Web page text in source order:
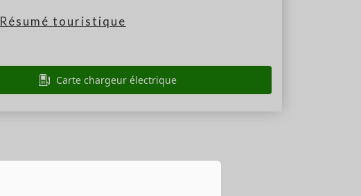
Résumé touristique
Carte chargeur électrique